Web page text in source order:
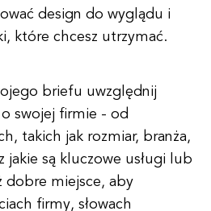
design do wyglądu i
które chcesz utrzymać.
briefu uwzględnij
swojej firmie - od
takich jak rozmiar, branża,
jakie są kluczowe usługi lub
dobre miejsce, aby
firmy, słowach